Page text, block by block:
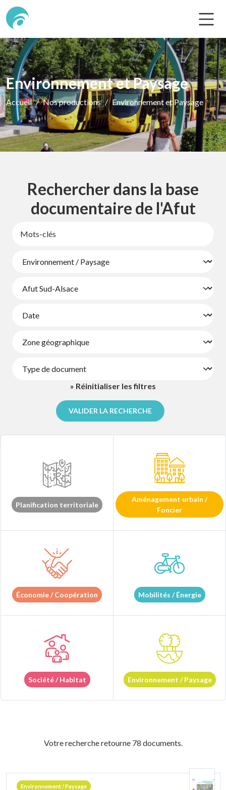
Environnement et Paysage
Accueil Nos productions Environnement et Paysage
Rechercher dans la base
documentaire de l'Afut
» Réinitialiser les filtres
VALIDER LA RECHERCHE
Planification territoriale
Aménagement urbain /
Foncier
Économie / Coopération Mobilités / Énergie
Société / Habitat Environnement / Paysage
Votre recherche retourne 78 documents.
Environnement / Paysage